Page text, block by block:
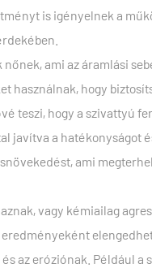
is igényelnek a
ami az áramlási
használnak, hogy
teszi, hogy a szivattyú
javítva a hatékonyságot
ami
vagy kémiailag
az eróziónak. Például a